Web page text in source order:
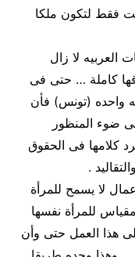
فقط لتكون ملكا
العربيه لا زال
كاملة … حتى فى
واحده (تونس) فأن
ضوء المنظور
كلامها فى الحقوق
.
لا يسمح للمرأة
للمرأة نفسها
هذا العمل حتى وأن